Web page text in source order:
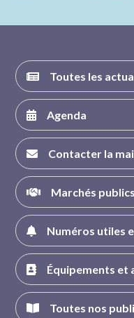
Toutes les
Agenda
Contacter la
Marchés publics
Numéros utiles
Équipements et
Toutes nos